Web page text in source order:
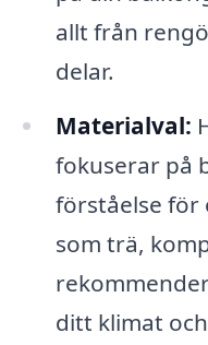
allt från
delar.
Materialval:
fokuserar på
förståelse för
som trä,
ditt klimat